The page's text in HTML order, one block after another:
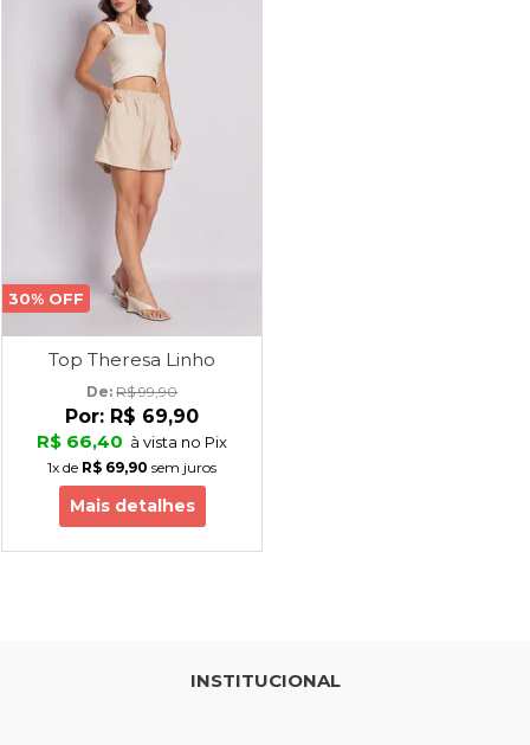
30% OFF
Top Theresa Linho
De: R$ 99,90
Por: R$ 69,90
R$ 66,40 à vista no Pix
1x de R$ 69,90 sem juros
Mais detalhes
INSTITUCIONAL